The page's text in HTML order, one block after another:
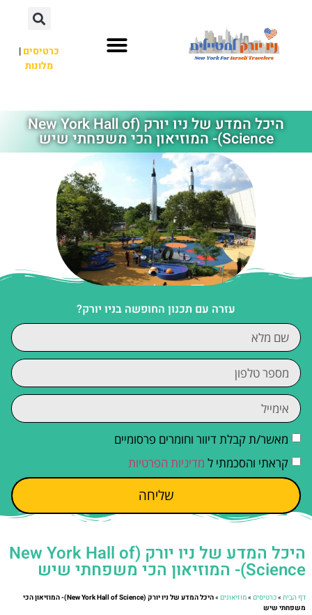
כרטיסים|
מלונות
היכל המדע של ניו יורק (New York Hall of
Science)- המוזיאון הכי משפחתי שיש
עזרה עם תכנון החופשה בניו יורק?
מאשר/ת קבלת דיוור וחומרים פרסומיים
קראתי והסכמתי ל מדיניות הפרטיות
שליחה
היכל המדע של ניו יורק (New York Hall of
Science)- המוזיאון הכי משפחתי שיש
דף הבית»כרטיסים»מוזיאונים»
היכל המדע של ניו יורק (New York Hall of Science)- המוזיאון הכי
משפחתי שיש